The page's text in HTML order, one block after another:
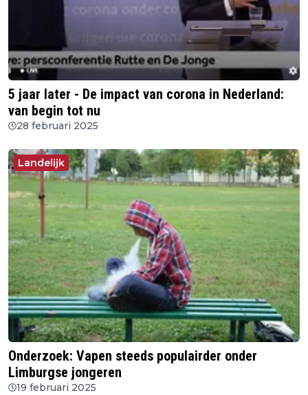
5 jaar later - De impact van corona in Nederland:
van begin tot nu
28 februari 2025
Landelijk
Onderzoek: Vapen steeds populairder onder
Limburgse jongeren
19 februari 2025